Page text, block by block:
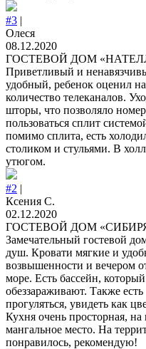
#3 |
Олеся
08.12.2020
ГОСТЕВОЙ ДОМ
Приветливый и
удобный, ребенок оценил
количество телеканалов.
шторы, что позволяло
пользоваться сплит
помимо сплита, есть
столиком и стульями. В
утюгом.
#2 |
Ксения С.
02.12.2020
ГОСТЕВОЙ ДОМ
Замечательный гостевой
душ. Кровати мягкие и
возвышенности и вечером
море. Есть бассейн,
обеззараживают. Также
прогуляться, увидеть как
Кухня очень просторная, на
мангальное место. На
понравилось, рекомендую!